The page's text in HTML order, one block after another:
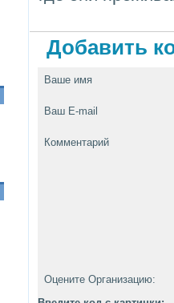
Добавить
Ваше имя
Ваш E-mail
Комментарий
Оцените Организацию: